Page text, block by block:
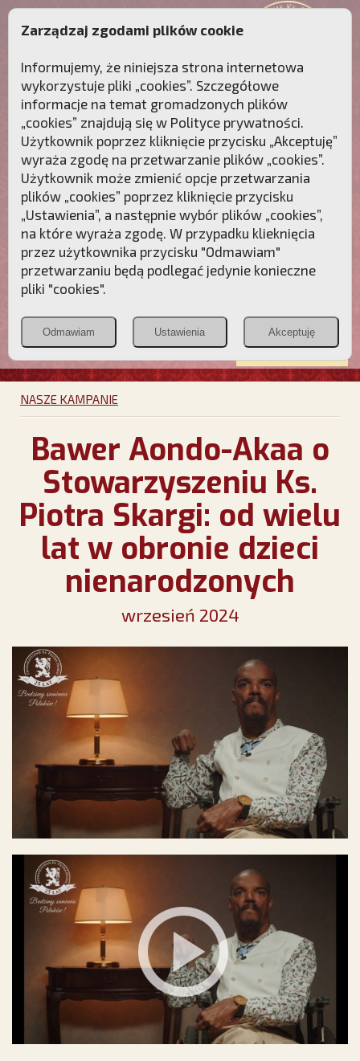
Przebudźmy sumienia Polaków!
Polonia
Christiana
PCh24.pl
Przymierze
POZNAJ APOSTOLAT FATIMY WESPRZYJ
NAS
NASZE KAMPANIE
Bawer Aondo-Akaa o
Stowarzyszeniu Ks.
Piotra Skargi: od wielu
lat w obronie dzieci
nienarodzonych
wrzesień 2024
Zarządzaj zgodami plików cookie
Informujemy, że niniejsza strona internetowa
wykorzystuje pliki „cookies”. Szczegółowe
informacje na temat gromadzonych plików
„cookies” znajdują się w Polityce prywatności.
Użytkownik poprzez kliknięcie przycisku „Akceptuję”
wyraża zgodę na przetwarzanie plików „cookies”.
Użytkownik może zmienić opcje przetwarzania
plików „cookies” poprzez kliknięcie przycisku
„Ustawienia”, a następnie wybór plików „cookies”,
na które wyraża zgodę. W przypadku klieknięcia
przez użytkownika przycisku "Odmawiam"
przetwarzaniu będą podlegać jedynie konieczne
pliki "cookies".
Odmawiam Ustawienia Akceptuję